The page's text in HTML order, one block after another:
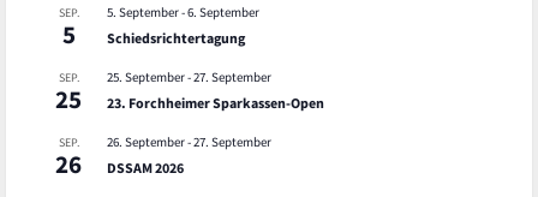
SEP.
5
5. September-6. September
Schiedsrichtertagung
SEP.
25
25. September-27. September
23. Forchheimer Sparkassen-Open
SEP.
26
26. September-27. September
DSSAM 2026